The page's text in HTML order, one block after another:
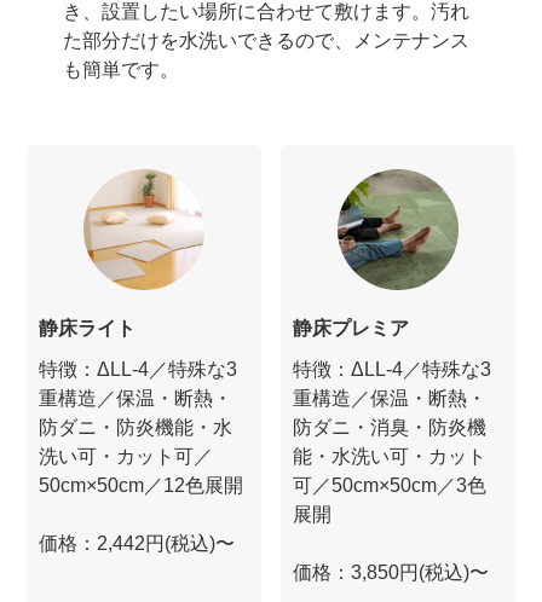
アンダーラグ ΔLL-1 8,800円〜
き、設置したい場所に合わせて敷けます。汚れ
た部分だけを水洗いできるので、メンテナンス
も簡単です。
静床ライト
特徴：ΔLL-4／特殊な3
重構造／保温・断熱・
防ダニ・防炎機能・水
洗い可・カット可／
50cm×50cm／12色展開
価格：2,442円(税込)〜
静床プレミア
特徴：ΔLL-4／特殊な3
重構造／保温・断熱・
防ダニ・消臭・防炎機
能・水洗い可・カット
可／50cm×50cm／3色
展開
価格：3,850円(税込)〜